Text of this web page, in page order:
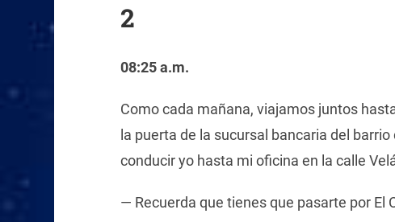
2
08:25 a.m.
Como cada mañana, viajamos juntos
la puerta de la sucursal bancaria del
conducir yo hasta mi oficina en la calle
— Recuerda que tienes que pasarte por El